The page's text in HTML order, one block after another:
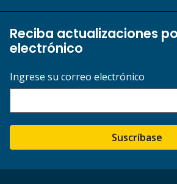
Reciba actualizaciones
electrónico
Ingrese su correo electrónico
Suscríbase